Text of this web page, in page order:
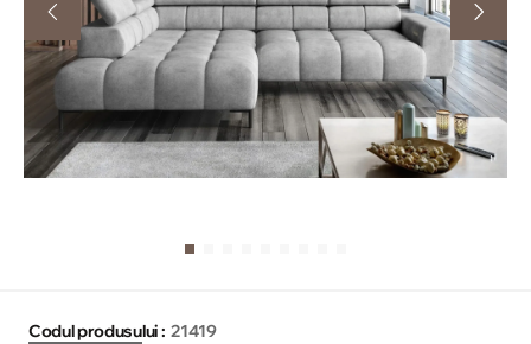
Codul produsului : 21419